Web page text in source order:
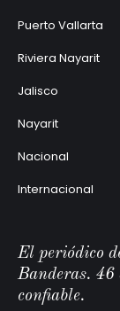
Puerto Vallarta
Riviera Nayarit
Jalisco
Nayarit
Nacional
Internacional
El periódico
Banderas. 46
confiable.